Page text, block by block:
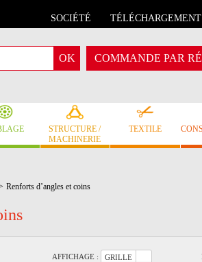
SOCIÉTÉ TÉLÉCHARGEMENT
COMMANDE PAR
STRUCTURE /
MACHINERIE
TEXTILE
Renforts d’angles et coins
AFFICHAGE : GRILLE